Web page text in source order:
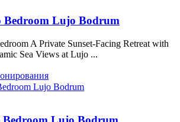
Bedroom Lujo Bodrum
A Private Sunset-Facing Retreat with
Sea Views at Lujo ...